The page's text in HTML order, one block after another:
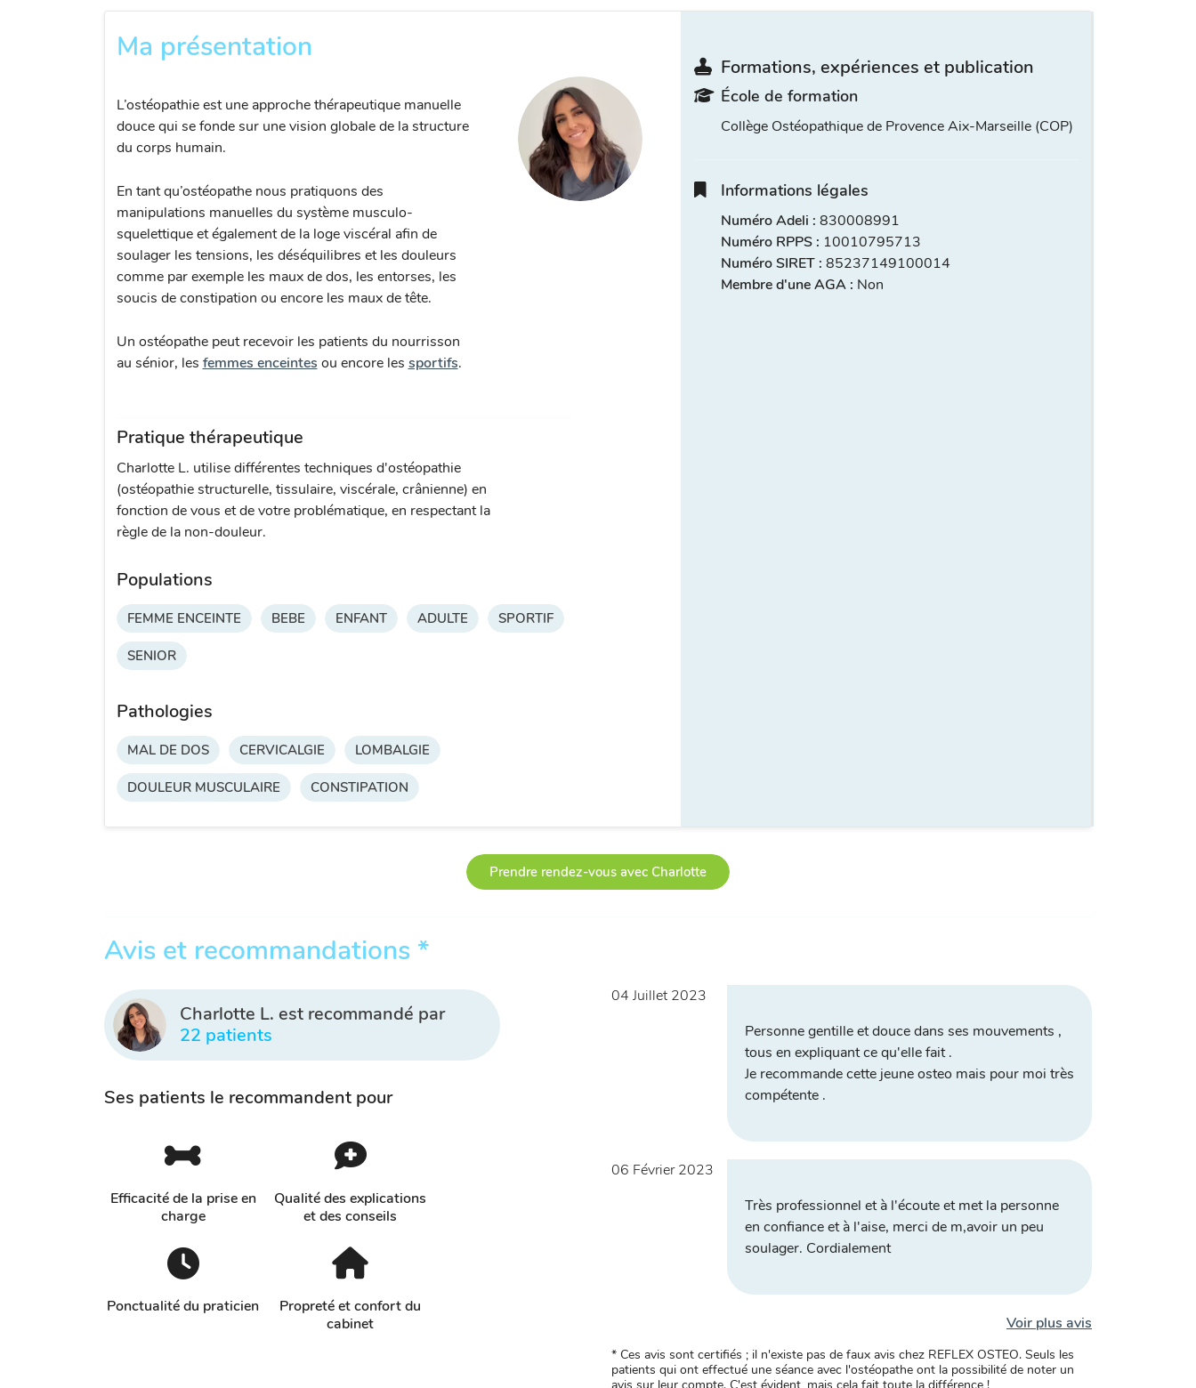
Ma présentation
L’ostéopathie est une approche thérapeutique manuelle
douce qui se fonde sur une vision globale de la structure
du corps humain.
En tant qu’ostéopathe nous pratiquons des
manipulations manuelles du système musculo-
squelettique et également de la loge viscéral afin de
soulager les tensions, les déséquilibres et les douleurs
comme par exemple les maux de dos, les entorses, les
soucis de constipation ou encore les maux de tête.
Un ostéopathe peut recevoir les patients du nourrisson
au sénior, les femmes enceintes ou encore les sportifs.
Pratique thérapeutique
Charlotte L. utilise différentes techniques d'ostéopathie
(ostéopathie structurelle, tissulaire, viscérale, crânienne) en
fonction de vous et de votre problématique, en respectant la
règle de la non-douleur.
Populations
FEMME ENCEINTE BEBE ENFANT ADULTE SPORTIF
SENIOR
Pathologies
MAL DE DOS CERVICALGIE LOMBALGIE
DOULEUR MUSCULAIRE CONSTIPATION
Formations, expériences et publication
École de formation
Collège Ostéopathique de Provence Aix-Marseille (COP)
Informations légales
Numéro Adeli : 830008991
Numéro RPPS : 10010795713
Numéro SIRET : 85237149100014
Membre d'une AGA : Non
Prendre rendez-vous avec Charlotte
Avis et recommandations *
Charlotte L. est recommandé par
22 patients
Ses patients le recommandent pour
Efficacité de la prise en
charge
Qualité des explications
et des conseils
Ponctualité du praticien
Propreté et confort du
cabinet
04 Juillet 2023
Personne gentille et douce dans ses mouvements ,
tous en expliquant ce qu'elle fait .
Je recommande cette jeune osteo mais pour moi très
compétente .
06 Février 2023
Très professionnel et à l'écoute et met la personne
en confiance et à l'aise, merci de m,avoir un peu
soulager. Cordialement
Voir plus avis
* Ces avis sont certifiés ; il n'existe pas de faux avis chez REFLEX OSTEO. Seuls les
patients qui ont effectué une séance avec l'ostéopathe ont la possibilité de noter un
avis sur leur compte. C'est évident, mais cela fait toute la différence !